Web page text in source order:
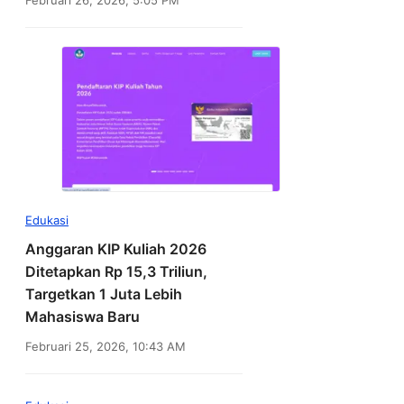
Edukasi
Anggaran KIP Kuliah 2026
Ditetapkan Rp 15,3 Triliun,
Targetkan 1 Juta Lebih
Mahasiswa Baru
Februari 25, 2026, 10:43 AM